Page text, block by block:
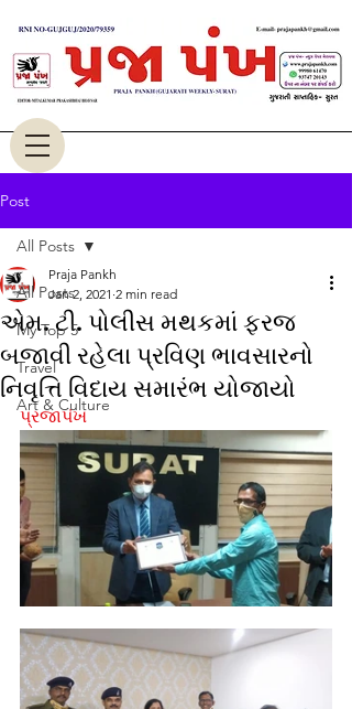
Post
All Posts
My Top 5
Travel
Art & Culture
All Posts
એમ. ટી. પોલીસ મથકમાં ફરજ
બજાવી રહેલા પ્રવિણ ભાવસારનો
નિવૃત્તિ વિદાય સમારંભ યોજાયો
Praja Pankh
Jan 2, 2021 2 min read
પ્રજાપંખ